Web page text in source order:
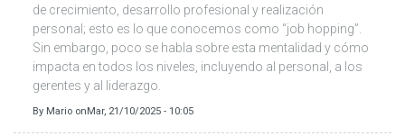
de crecimiento, desarrollo profesional y realización
personal; esto es lo que conocemos como “job hopping”.
Sin embargo, poco se habla sobre esta mentalidad y cómo
impacta en todos los niveles, incluyendo al personal, a los
gerentes y al liderazgo.
By Mario on Mar, 21/10/2025 - 10:05